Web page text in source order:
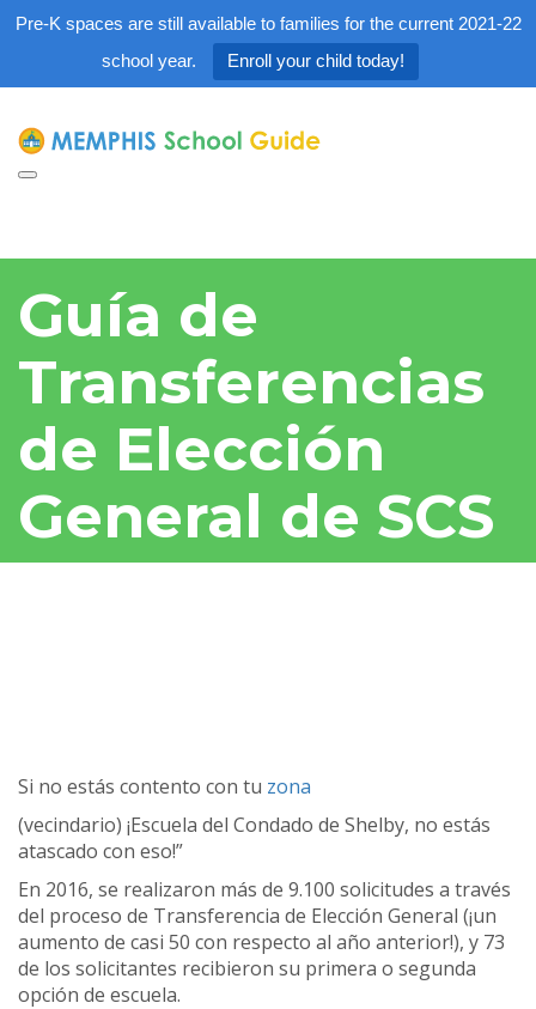
Pre-K spaces are still available to families for the current 2021-22
school year.
Enroll your child today!
Toggle
Guía de
Transferencias
de Elección
General de SCS
Si no estás contento con tu zona
(vecindario) ¡Escuela del Condado de Shelby, no estás
atascado con eso!”
En 2016, se realizaron más de 9.100 solicitudes a través
del proceso de Transferencia de Elección General (¡un
aumento de casi 50 con respecto al año anterior!), y 73
de los solicitantes recibieron su primera o segunda
opción de escuela.